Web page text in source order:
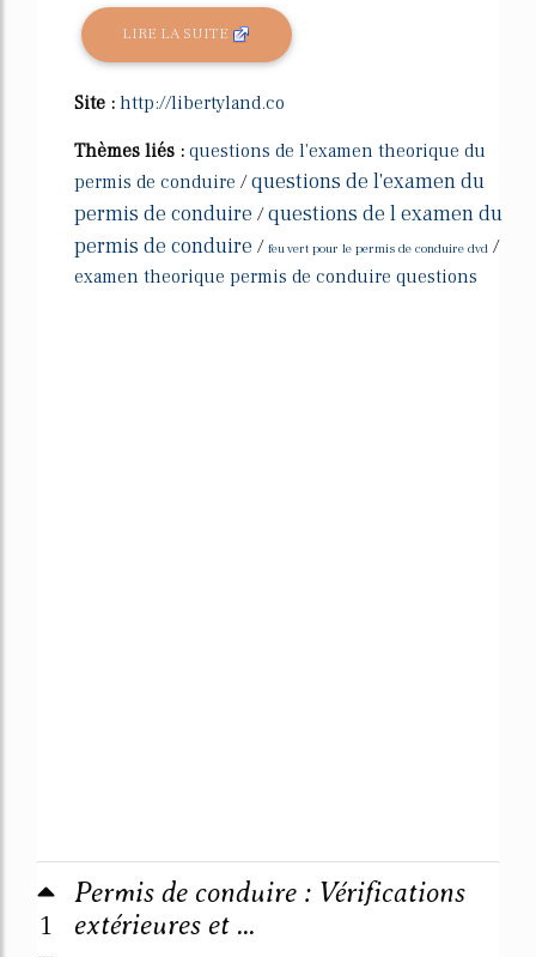
LIRE LA SUITE
Site : http://libertyland.co
Thèmes liés : questions de l'examen theorique du
permis de conduire /questions de l'examen du
permis de conduire /questions de l examen du
permis de conduire / feu vert pour le permis de conduire dvd /
examen theorique permis de conduire questions
1
Permis de conduire : Vérifications
extérieures et ...